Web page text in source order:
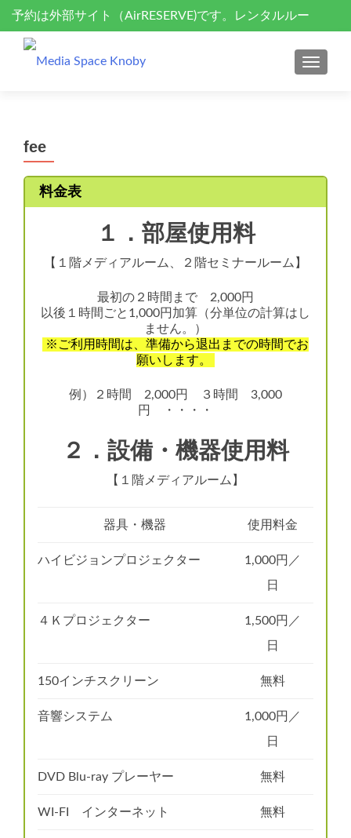
予約は外部サイト（AirRESERVE)です。レンタルルー
ム、セミナーサポート、ドローン空撮
MENU
fee
料金表
１．部屋使用料
【１階メディアルーム、２階セミナールーム】
最初の２時間まで 2,000円
以後１時間ごと1,000円加算（分単位の計算はし
ません。）
※ご利用時間は、準備から退出までの時間でお
願いします。
例）２時間 2,000円 ３時間 3,000
円 ・・・・
２．設備・機器使用料
【１階メディアルーム】
器具・機器 使用料金
ハイビジョンプロジェクター
1,000円／
日
４Ｋプロジェクター
1,500円／
日
150インチスクリーン 無料
音響システム
1,000円／
日
DVD Blu-ray プレーヤー 無料
WI-FI インターネット 無料